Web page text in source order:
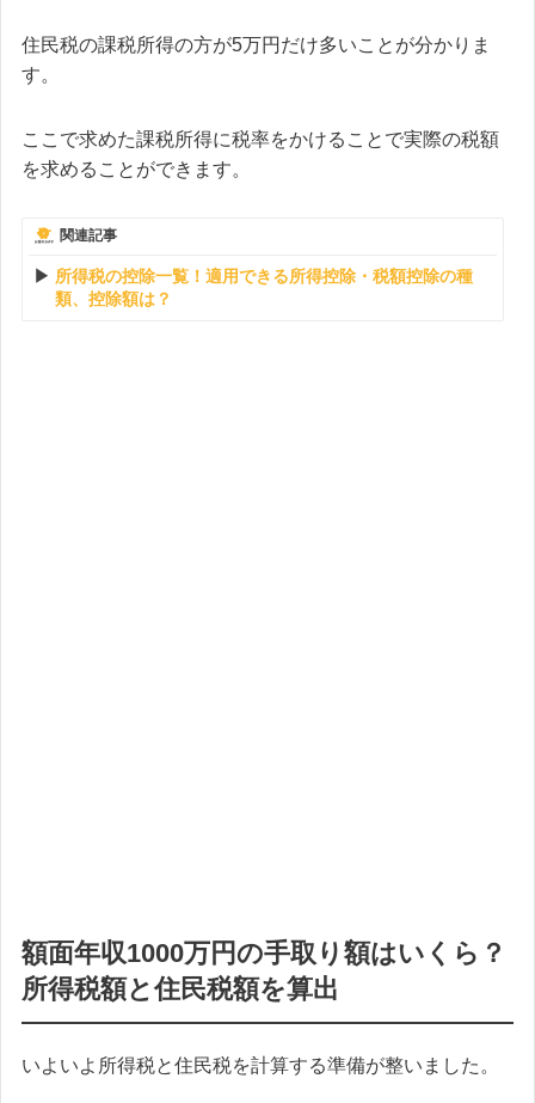
住民税の課税所得の方が5万円だけ多いことが分かりま
す。
ここで求めた課税所得に税率をかけることで実際の税額
を求めることができます。
関連記事
所得税の控除一覧！適用できる所得控除・税額控除の種
類、控除額は？
額面年収1000万円の手取り額はいくら？
所得税額と住民税額を算出
いよいよ所得税と住民税を計算する準備が整いました。